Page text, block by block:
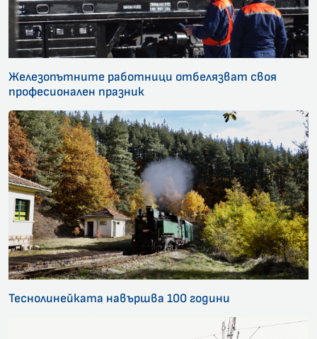
Железопътните работници отбелязват своя
професионален празник
Теснолинейката навършва 100 години